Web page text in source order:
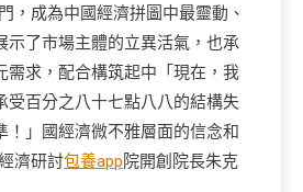
，成為中國經濟拼圖中最靈動、
示了市場主體的立異活氣，也承
需求，配合構筑起中「現在，我
受百分之八十七點八八的結構失
！」國經濟微不雅層面的信念和
濟研討包養app院開創院長朱克